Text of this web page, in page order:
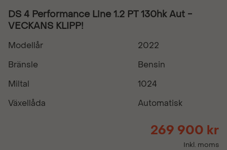
DS 4 Performance Line 1.2 PT 130hk Aut -
VECKANS KLIPP!
Modellår
2022
Bränsle
Bensin
Miltal
1024
Växellåda
Automatisk
269 900 kr
Inkl. moms